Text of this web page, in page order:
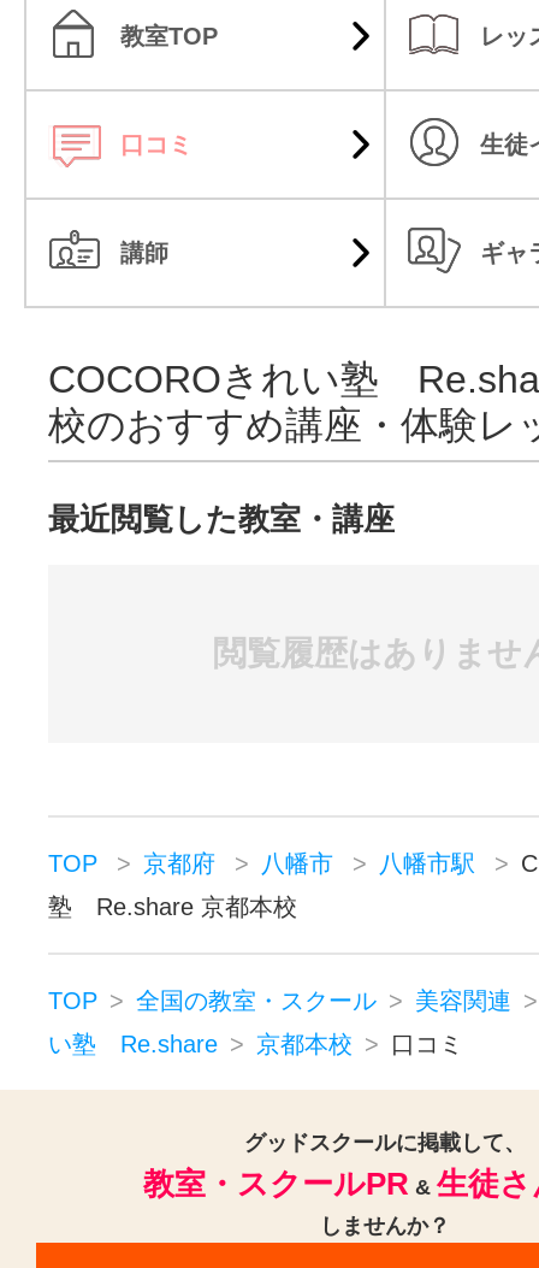
教室TOP レッ
口コミ 生徒
講師 ギャ
COCOROきれい塾
校のおすすめ講座・体験レ
最近閲覧した教室・講座
閲覧履歴はありませ
TOP 京都府 八幡市 八幡市駅
塾 Re.share 京都本校
TOP 全国の教室・スクール
美容関連
い塾 Re.share
京都本校 口コミ
グッドスクールに掲載して、
教室・スクールPR & 生徒
しませんか？